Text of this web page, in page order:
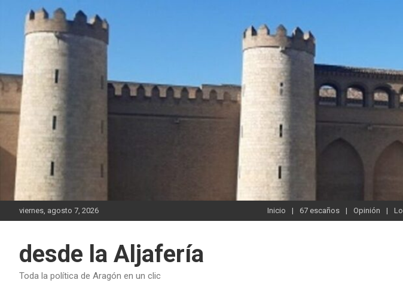
contenido
viernes, agosto 7, 2026 Inicio 67 escaños Opinión
desde la Aljafería
Toda la política de Aragón en un clic